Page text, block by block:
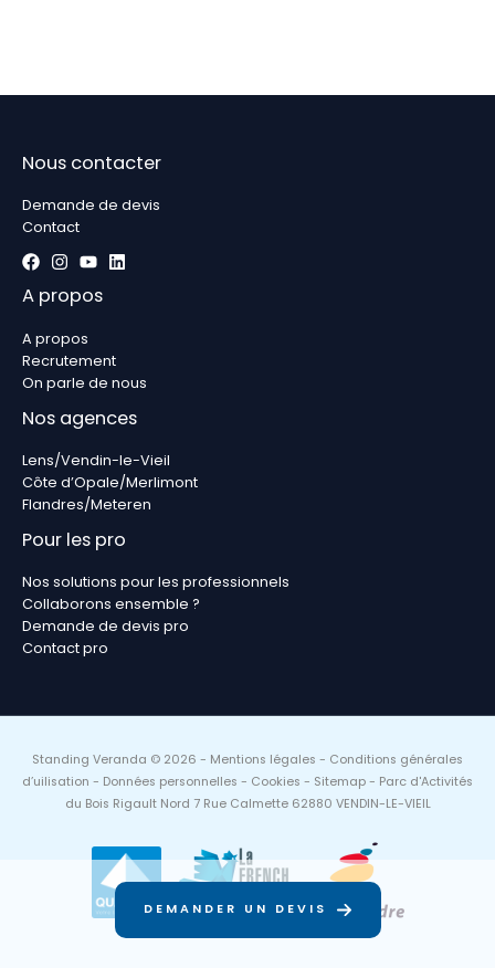
DEMANDER UN DEVIS
Nous contacter
Demande de devis
Contact
A propos
A propos
Recrutement
On parle de nous
Nos agences
Lens/Vendin-le-Vieil
Côte d’Opale/Merlimont
Flandres/Meteren
Pour les pro
Nos solutions pour les professionnels
Collaborons ensemble ?
Demande de devis pro
Contact pro
Standing Veranda © 2026 - Mentions légales - Conditions générales
d’uilisation - Données personnelles - Cookies - Sitemap - Parc d'Activités
du Bois Rigault Nord 7 Rue Calmette 62880 VENDIN-LE-VIEIL